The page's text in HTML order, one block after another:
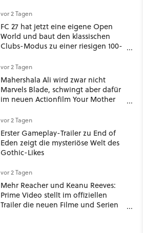
vor 2 Tagen
FC 27 hat jetzt eine eigene Open
World und baut den klassischen
Clubs-Modus zu einer riesigen 100-
vor 2 Tagen
Mahershala Ali wird zwar nicht
Marvels Blade, schwingt aber dafür
im neuen Actionfilm Your Mother
Schwert
vor 2 Tagen
Erster Gameplay-Trailer zu End of
Eden zeigt die mysteriöse Welt des
Gothic-Likes
vor 2 Tagen
Mehr Reacher und Keanu Reeves:
Prime Video stellt im offiziellen
Trailer die neuen Filme und Serien